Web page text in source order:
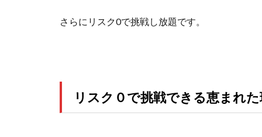
さらにリスク0で挑戦し放題です。
リスク０で挑戦できる恵まれ